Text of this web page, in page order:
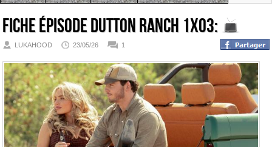
Fiche épisodeDutton Ranch 1x03:
LUKAHOOD 23/05/26 1